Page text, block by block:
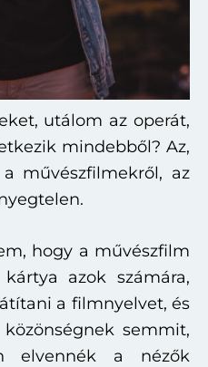
utálom az operát,
mindebből? Az,
művészfilmekről, az
hogy a művészfilm
azok számára,
a filmnyelvet, és
semmit,
elvennék a nézők